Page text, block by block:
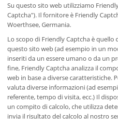
Su questo sito web utilizziamo
Captcha"). Il fornitore è Friendly
Woerthsee, Germania.
Lo scopo di Friendly Captcha è quello
questo sito web (ad esempio in un
inseriti da un essere umano o da un
fine, Friendly Captcha analizza il
web in base a diverse caratteristiche.
valuta diverse informazioni (ad
referente, tempo di visita, ecc.) Il
un compito di calcolo, che utilizza
invia il risultato del calcolo al nostro